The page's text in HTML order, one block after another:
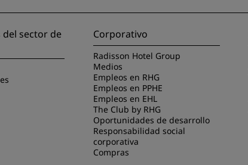
sector de
Corporativo
Radisson Hotel Group
Medios
Empleos en RHG
Empleos en PPHE
Empleos en EHL
The Club by RHG
Oportunidades de desarrollo
Responsabilidad social
corporativa
Compras